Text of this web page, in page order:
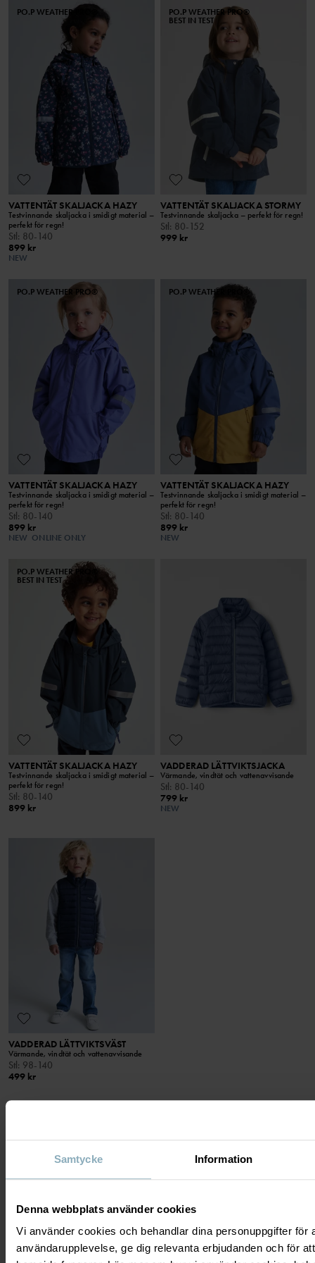
Samtycke Information
Denna webbplats använder cookies
Vi använder cookies och behandlar dina personuppgifter för
användarupplevelse, ge dig relevanta erbjudanden och för
PO.P WEATHER PRO®
VATTENTÄT SKALJACKA HAZY
Testvinnande skaljacka i smidigt material –
perfekt för regn!
Stl: 80-140
899 kr
NEW
PO.P WEATHER PRO®
BEST IN TEST
VATTENTÄT SKALJACKA STORMY
Testvinnande skaljacka – perfekt för regn!
Stl: 80-152
999 kr
PO.P WEATHER PRO®
VATTENTÄT SKALJACKA HAZY
Testvinnande skaljacka i smidigt material –
perfekt för regn!
Stl: 80-140
899 kr
NEW ONLINE ONLY
PO.P WEATHER PRO®
VATTENTÄT SKALJACKA HAZY
Testvinnande skaljacka i smidigt material –
perfekt för regn!
Stl: 80-140
899 kr
NEW
PO.P WEATHER PRO®
BEST IN TEST
VATTENTÄT SKALJACKA HAZY
Testvinnande skaljacka i smidigt material –
perfekt för regn!
Stl: 80-140
899 kr
VADDERAD LÄTTVIKTSJACKA
Värmande, vindtät och vattenavvisande
Stl: 80-140
799 kr
NEW
VADDERAD LÄTTVIKTSVÄST
Värmande, vindtät och vattenavvisande
Stl: 98-140
499 kr
SNAP-IN PRODUKTER